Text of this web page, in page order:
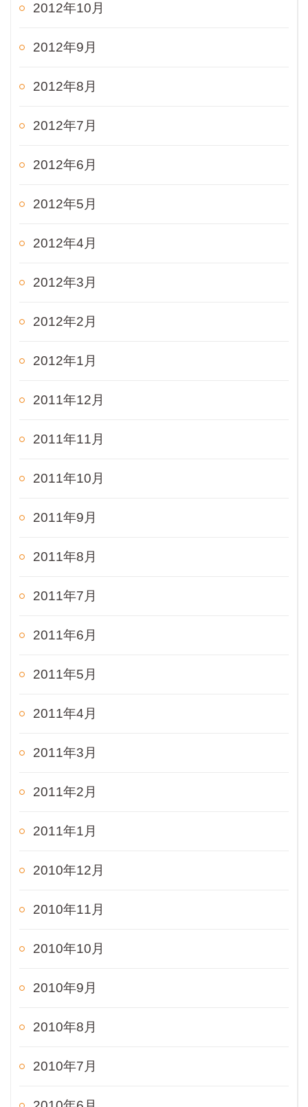
2012年10月
2012年9月
2012年8月
2012年7月
2012年6月
2012年5月
2012年4月
2012年3月
2012年2月
2012年1月
2011年12月
2011年11月
2011年10月
2011年9月
2011年8月
2011年7月
2011年6月
2011年5月
2011年4月
2011年3月
2011年2月
2011年1月
2010年12月
2010年11月
2010年10月
2010年9月
2010年8月
2010年7月